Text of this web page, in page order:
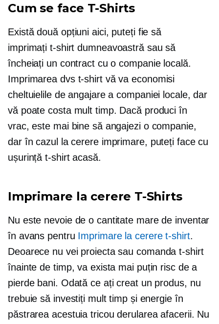
Cum se face T-Shirts
Există două opțiuni aici, puteți fie să
imprimațit-shirt dumneavoastră sau să
încheiați un contract cu o companie locală.
Imprimarea dvs t-shirtvă va economisi
cheltuielile de angajare a companiei locale, dar
vă poate costa mult timp. Dacă produci în
vrac, este mai bine să angajezi o companie,
dar în cazul
la cerereimprimare, puteți face cu
ușurințăt-shirtacasă.
Imprimare la cerere T-Shirts
Nu este nevoie de o cantitate mare de inventar
în avans pentru Imprimare la cerere t-shirt.
Deoarece nu vei proiecta sau comandat-shirt
înainte de timp, va exista mai puțin risc de a
pierde bani. Odată ce ați creat un produs, nu
trebuie să investiți mult timp și energie în
păstrarea acestuiatricou derularea afacerii. Nu